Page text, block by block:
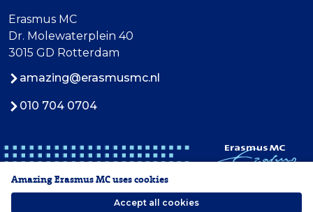
Erasmus MC
Dr. Molewaterplein 40
3015 GD Rotterdam
amazing@erasmusmc.nl
010 704 0704
Amazing Erasmus MC uses cookies
Accept all cookies